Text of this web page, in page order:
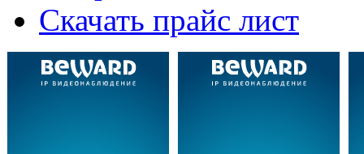
Скачать прайс лист